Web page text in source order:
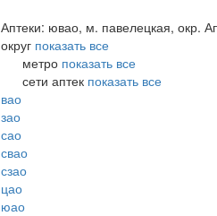
Аптеки: ювао, м. павелецкая, окр.
округ показать все
метро показать все
сети аптек показать все
вао
зао
сао
свао
сзао
цао
юао